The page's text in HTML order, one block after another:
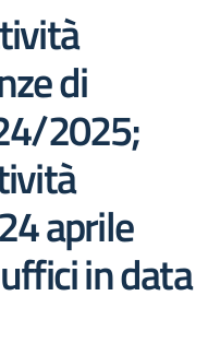
di
2025;
aprile
in data